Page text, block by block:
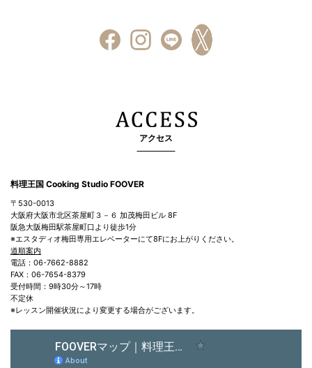
アクセス
料理王国 Cooking Studio FOOVER
〒530-0013
大阪府大阪市北区茶屋町３－６ 加茂梅田ビル 8F
阪急大阪梅田駅茶屋町口より徒歩1分
※エスタディオ梅田専用エレベーターにて8Fにお上がりください。
道順案内
電話：06-7662-8882
FAX：06-7654-8379
受付時間：9時30分～17時
不定休
※レッスン開催状況により変更する場合がございます。